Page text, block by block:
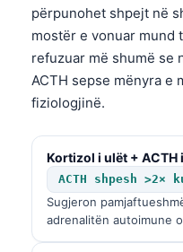
përpunohet shpejt në
mostër e vonuar mund
refuzuar më shumë se
ACTH sepse mënyra e
fiziologjinë.
Kortizol i ulët + ACTH
ACTH shpesh
Sugjeron
adrenalitën autoimune
አማርኛ
Українська
O‘zbekcha
Català
Suomi
Hrvatski
Slovenčina